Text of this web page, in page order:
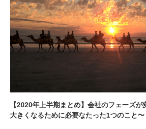
【2020年上半期まとめ】会社のフェーズ
大きくなるために必要なたった1つのこと〜